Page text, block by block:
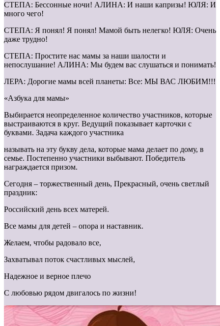
СТЕПА: Бессонные ночи! АЛИНА: И наши капризы! ЮЛЯ: И
много чего!
СТЕПА: Я понял! Я понял! Мамой быть нелегко! ЮЛЯ: Очень
даже трудно!
СТЕПА: Простите нас мамы за наши шалости и
непослушание! АЛИНА: Мы будем вас слушаться и понимать!
ЛЕРА: Дорогие мамы всей планеты: Все: МЫ ВАС ЛЮБИМ!!!
«Азбука для мамы»
Выбирается неопределенное количество участников, которые
выстраиваются в круг. Ведущий показывает карточки с
буквами. Задача каждого участника
называть на эту букву дела, которые мама делает по дому, в
семье. Постепенно участники выбывают. Победитель
награждается призом.
Сегодня – торжественный день, Прекрасный, очень светлый
праздник:
Российский день всех матерей.
Все мамы для детей – опора и наставник.
Желаем, чтобы радовало все,
Захватывал поток счастливых мыслей,
Надежное и верное плечо
С любовью рядом двигалось по жизни!